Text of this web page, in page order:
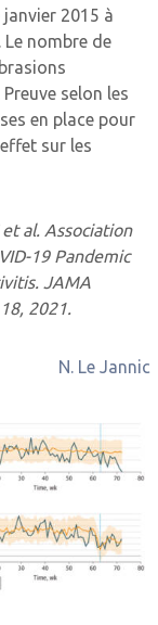
2015 à
nombre de
selon les
en place pour
sur les
al. Association
19 Pandemic
JAMA
2021.
N. Le Jannic